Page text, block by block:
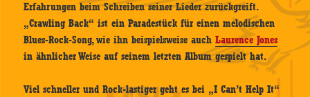
Erfahrungen beim Schreiben seiner Lieder zurückgreift.
„Crawling Back“ ist ein Paradestück für einen melodischen
Blues-Rock-Song, wie ihn beispielsweise auchLaurence Jones
in ähnlicher Weise auf seinem letzten Album gespielt hat.
Viel schneller und Rock-lastiger geht es bei „I Can’t Help It“